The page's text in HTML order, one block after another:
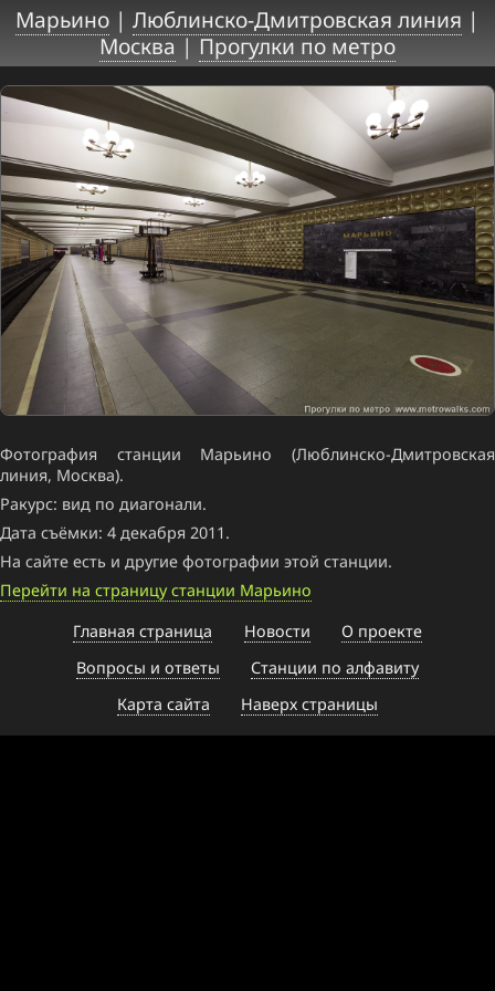
Марьино | Люблинско-Дмитровская линия |
Москва|Прогулки по метро
Фотография станции Марьино (Люблинско-Дмитровская
линия, Москва).
Ракурс: вид по диагонали.
Дата съёмки: 4 декабря 2011.
На сайте есть и другие фотографии этой станции.
Перейти на страницу станции Марьино
Главная страница
Новости
О проекте
Вопросы и ответы
Станции по алфавиту
Карта сайта
Наверх страницы